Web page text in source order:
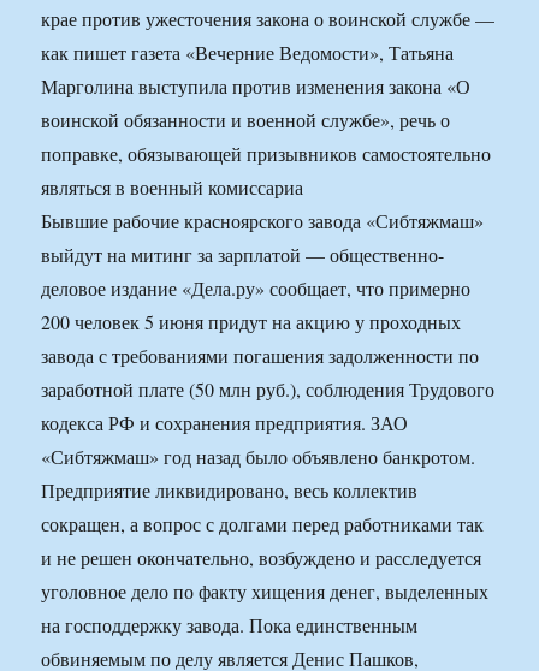
крае против ужесточения закона о воинской службе —
как пишет газета «Вечерние Ведомости», Татьяна
Марголина выступила против изменения закона «О
воинской обязанности и военной службе», речь о
поправке, обязывающей призывников самостоятельно
являться в военный комиссариа
Бывшие рабочие красноярского завода «Сибтяжмаш»
выйдут на митинг за зарплатой — общественно-
деловое издание «Дела.ру» сообщает, что примерно
200 человек 5 июня придут на акцию у проходных
завода с требованиями погашения за­долженности по
заработной плате (50 млн руб.), соблюдения Трудо­вого
кодекса РФ и сохранения предприятия. ЗАО
«Сибтяжмаш» год назад было объявлено банкротом.
Пред­приятие ликвидировано, весь коллектив
сокращен, а вопрос с долгами перед работниками так
и не решен окончательно, возбуждено и расследуется
уголовное дело по факту хищения денег, выделенных
на господдержку завода. Пока единственным
обвиняемым по делу является Денис Пашков,